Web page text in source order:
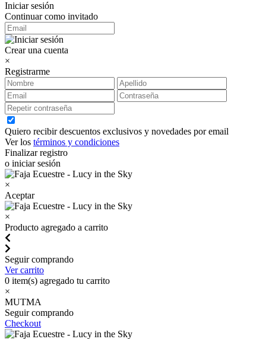
Iniciar sesión
Continuar como invitado
Crear una cuenta
×
Registrarme
Quiero recibir descuentos exclusivos y novedades por email
Ver los términos y condiciones
Finalizar registro
o iniciar sesión
×
Aceptar
×
Producto agregado a carrito
Seguir comprando
Ver carrito
0 item(s) agregado tu carrito
×
MUTMA
Seguir comprando
Checkout